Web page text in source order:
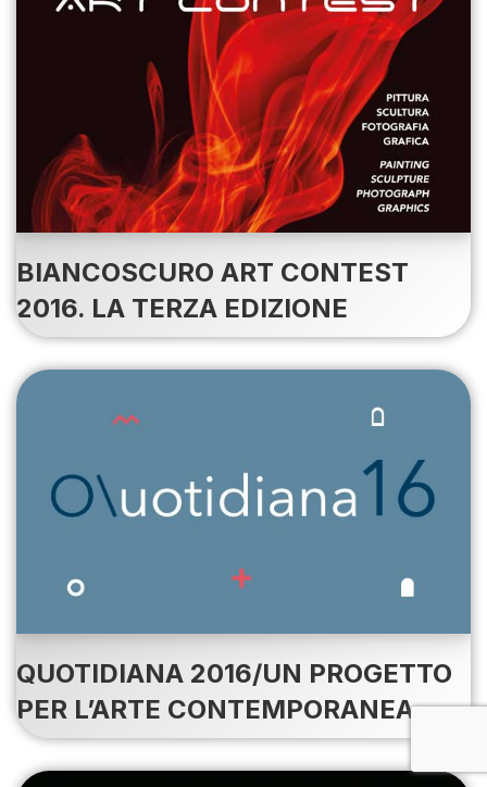
BIANCOSCURO ART CONTEST
2016. LA TERZA EDIZIONE
QUOTIDIANA 2016/UN PROGETTO
PER L’ARTE CONTEMPORANEA